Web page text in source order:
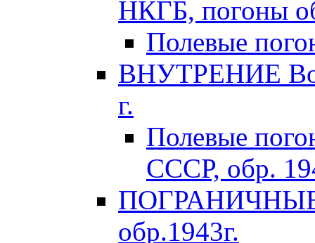
НКГБ, погоны
Полевые
ВНУТРЕНИЕ
г.
Полевые
СССР, обр.
ПОГРАНИЧНЫЕ
обр.1943г.